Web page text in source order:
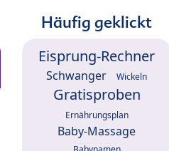
Häufig geklickt
Eisprung-Rechner
Schwanger Wickeln
Gratisproben
Ernährungsplan
Baby-Massage